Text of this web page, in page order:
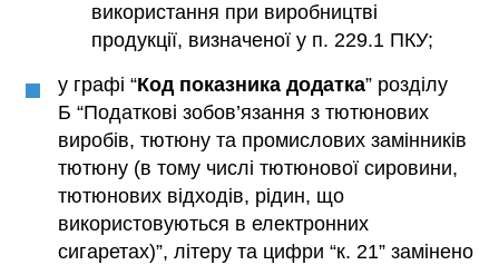
використання при виробництві
продукції, визначеної у п. 229.1 ПКУ;
у графі “Код показника додатка” розділу
Б “Податкові зобов’язання з тютюнових
виробів, тютюну та промислових замінників
тютюну (в тому числі тютюнової сировини,
тютюнових відходів, рідин, що
використовуються в електронних
сигаретах)”, літеру та цифри “к. 21” замінено